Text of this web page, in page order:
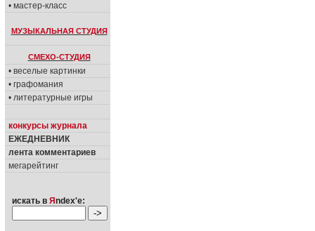
• мастер-класс
МУЗЫКАЛЬНАЯ СТУДИЯ
СМЕХО-СТУДИЯ
• веселые картинки
• графомания
• литературные игры
конкурсы журнала
ЕЖЕДНЕВНИК
лента комментариев
мегарейтинг
искать в Я ndex'е: